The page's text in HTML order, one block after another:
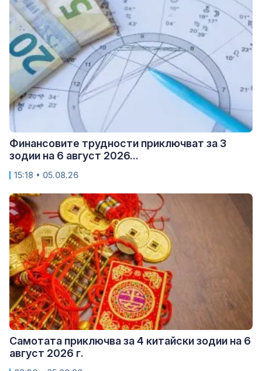
Финансовите трудности приключват за 3
зодии на 6 август 2026...
15:18 • 05.08.26
Самотата приключва за 4 китайски зодии на 6
август 2026 г.